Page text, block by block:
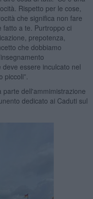
Rispetto per le cose,
che significa non fare
fatto a te. Purtroppo ci
prepotenza,
che dobbiamo
deve essere inculcato nel
dell'ammimistrazione
dedicato ai Caduti sul